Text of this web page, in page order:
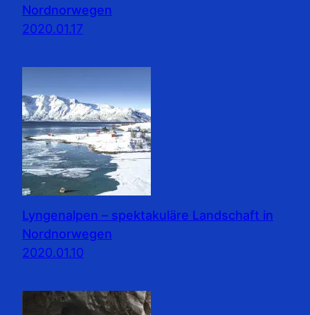
Nordnorwegen
2020.01.17
Lyngenalpen – spektakuläre Landschaft in
Nordnorwegen
2020.01.10